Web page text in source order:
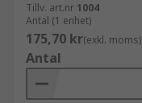
Tillv. art.nr 1004
Antal (1 enhet)
175,70 kr(exkl. moms)
Antal